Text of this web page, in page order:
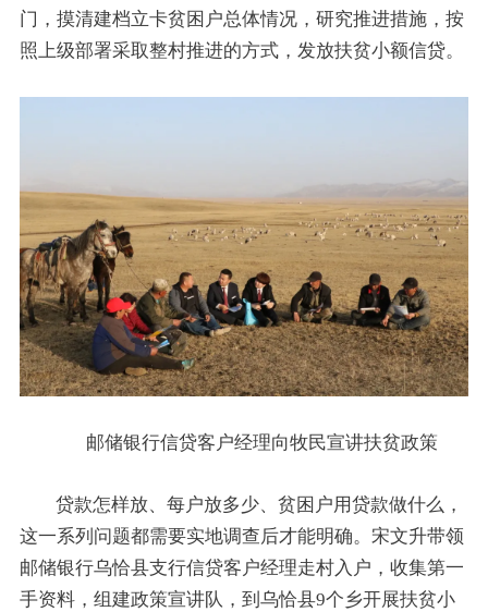
门，摸清建档立卡贫困户总体情况，研究推进措施，按
照上级部署采取整村推进的方式，发放扶贫小额信贷。
邮储银行信贷客户经理向牧民宣讲扶贫政策
贷款怎样放、每户放多少、贫困户用贷款做什么，
这一系列问题都需要实地调查后才能明确。宋文升带领
邮储银行乌恰县支行信贷客户经理走村入户，收集第一
手资料，组建政策宣讲队，到乌恰县9个乡开展扶贫小